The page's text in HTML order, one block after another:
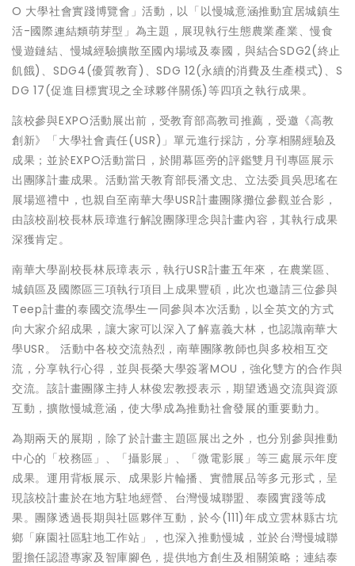
O 大學社會實踐博覽會」活動，以「以慢城意涵推動宜居城鎮生
活-國際連結類萌芽型」為主題，展現執行生態農業產業、慢食
慢遊鏈結、慢城經驗擴散至國內場域及泰國，與結合SDG2(終止
飢餓)、SDG4(優質教育)、SDG 12(永續的消費及生產模式)、S
DG 17(促進目標實現之全球夥伴關係)等四項之執行成果。
該校參與EXPO活動展出前，受教育部高教司推薦，受邀《高教
創新》「大學社會責任(USR)」單元進行採訪，分享相關經驗及
成果；並於EXPO活動當日，於開幕區旁的評鑑雙月刊專區展示
出團隊計畫成果。活動當天教育部長潘文忠、立法委員吳思瑤在
展場巡禮中，也親自至南華大學USR計畫團隊攤位參觀並合影，
由該校副校長林辰璋進行解說團隊理念與計畫內容，其執行成果
深獲肯定。
南華大學副校長林辰璋表示，執行USR計畫五年來，在農業區、
城鎮區及國際區三項執行項目上成果豐碩，此次也邀請三位參與
Teep計畫的泰國交流學生一同參與本次活動，以全英文的方式
向大家介紹成果，讓大家可以深入了解嘉義大林，也認識南華大
學USR。 活動中各校交流熱烈，南華團隊教師也與多校相互交
流，分享執行心得，並與長榮大學簽署MOU，強化雙方的合作與
交流。該計畫團隊主持人林俊宏教授表示，期望透過交流與資源
互動，擴散慢城意涵，使大學成為推動社會發展的重要動力。
為期兩天的展期，除了於計畫主題區展出之外，也分別參與推動
中心的「校務區」、「攝影展」、「微電影展」等三處展示年度
成果。運用背板展示、成果影片輪播、實體展品等多元形式，呈
現該校計畫於在地方駐地經營、台灣慢城聯盟、泰國實踐等成
果。團隊透過長期與社區夥伴互動，於今(111)年成立雲林縣古坑
鄉「麻園社區駐地工作站」，也深入推動慢城，並於台灣慢城聯
盟擔任認證專家及智庫腳色，提供地方創生及相關策略；連結泰